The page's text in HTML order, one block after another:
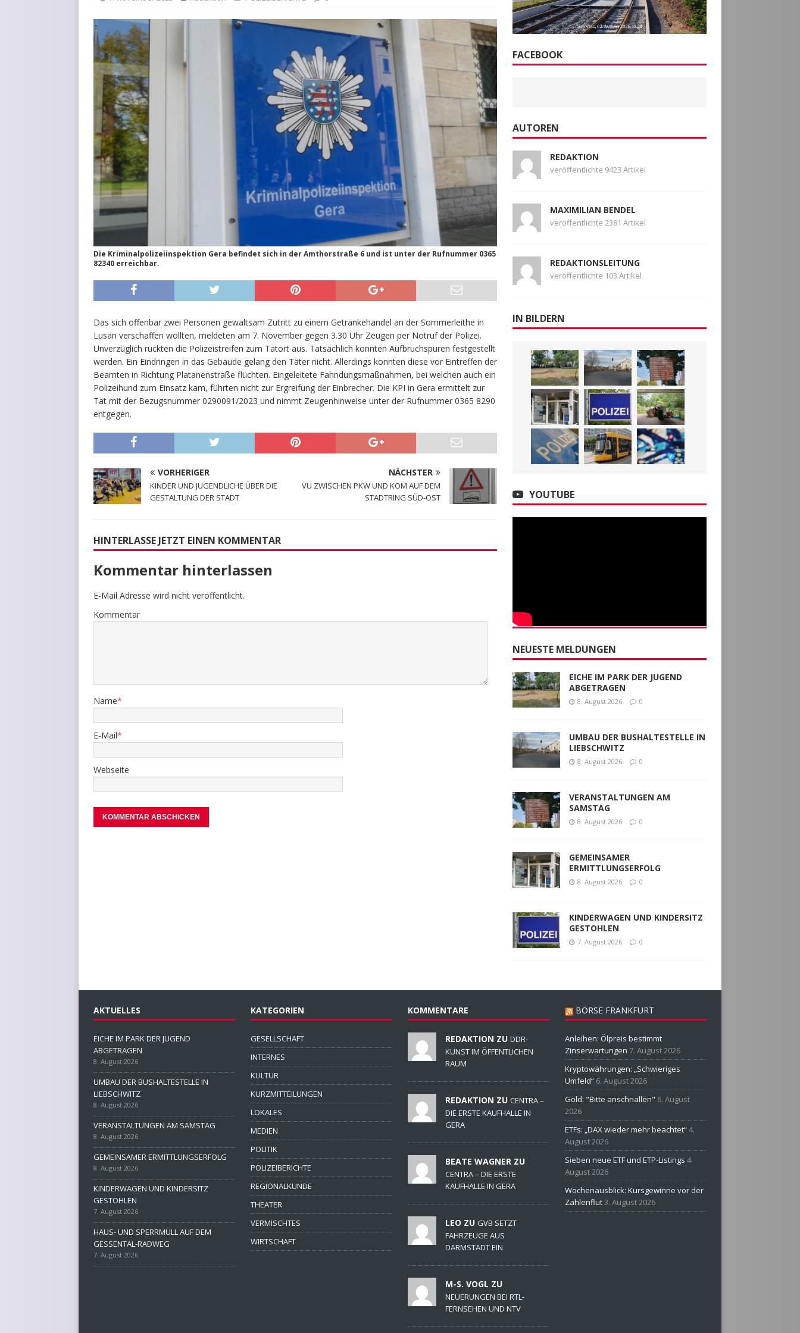
Die Kriminalpolizeiinspektion Gera befindet sich in der Amthorstraße 6 und ist unter der Rufnummer 0365
82340 erreichbar.
Das sich offenbar zwei Personen gewaltsam Zutritt zu einem Getränkehandel an der Sommerleithe in
Lusan verschaffen wollten, meldeten am 7. November gegen 3.30 Uhr Zeugen per Notruf der Polizei.
Unverzüglich rückten die Polizeistreifen zum Tatort aus. Tatsächlich konnten Aufbruchspuren festgestellt
werden. Ein Eindringen in das Gebäude gelang den Täter nicht. Allerdings konnten diese vor Eintreffen der
Beamten in Richtung Platanenstraße flüchten. Eingeleitete Fahndungsmaßnahmen, bei welchen auch ein
Polizeihund zum Einsatz kam, führten nicht zur Ergreifung der Einbrecher. Die KPI in Gera ermittelt zur
Tat mit der Bezugsnummer 0290091/2023 und nimmt Zeugenhinweise unter der Rufnummer 0365 8290
entgegen.
VORHERIGER
KINDER UND JUGENDLICHE ÜBER DIE
GESTALTUNG DER STADT
NÄCHSTER
VU ZWISCHEN PKW UND KOM AUF DEM
STADTRING SÜD-OST
HINTERLASSE JETZT EINEN KOMMENTAR
Kommentar hinterlassen
E-Mail Adresse wird nicht veröffentlicht.
Kommentar
Name*
E-Mail*
Webseite
FACEBOOK
AUTOREN
REDAKTION
veröffentlichte 9423 Artikel
MAXIMILIAN BENDEL
veröffentlichte 2381 Artikel
REDAKTIONSLEITUNG
veröffentlichte 103 Artikel
IN BILDERN
YOUTUBE
NEUESTE MELDUNGEN
EICHE IM PARK DER JUGEND
ABGETRAGEN
8. August 2026 0
UMBAU DER BUSHALTESTELLE IN
LIEBSCHWITZ
8. August 2026 0
VERANSTALTUNGEN AM
SAMSTAG
8. August 2026 0
GEMEINSAMER
ERMITTLUNGSERFOLG
8. August 2026 0
KINDERWAGEN UND KINDERSITZ
GESTOHLEN
7. August 2026 0
AKTUELLES
EICHE IM PARK DER JUGEND
ABGETRAGEN
8. August 2026
UMBAU DER BUSHALTESTELLE IN
LIEBSCHWITZ
8. August 2026
VERANSTALTUNGEN AM SAMSTAG
8. August 2026
GEMEINSAMER ERMITTLUNGSERFOLG
8. August 2026
KINDERWAGEN UND KINDERSITZ
GESTOHLEN
7. August 2026
HAUS- UND SPERRMÜLL AUF DEM
GESSENTAL-RADWEG
7. August 2026
KATEGORIEN
GESELLSCHAFT
INTERNES
KULTUR
KURZMITTEILUNGEN
LOKALES
MEDIEN
POLITIK
POLIZEIBERICHTE
REGIONALKUNDE
THEATER
VERMISCHTES
WIRTSCHAFT
KOMMENTARE
REDAKTION ZU DDR-
KUNST IM ÖFFENTLICHEN
RAUM
REDAKTION ZU CENTRA –
DIE ERSTE KAUFHALLE IN
GERA
BEATE WAGNER ZU
CENTRA – DIE ERSTE
KAUFHALLE IN GERA
LEO ZU GVB SETZT
FAHRZEUGE AUS
DARMSTADT EIN
M-S. VOGL ZU
NEUERUNGEN BEI RTL-
FERNSEHEN UND NTV
BÖRSE FRANKFURT
Anleihen: Ölpreis bestimmt
Zinserwartungen 7. August 2026
Kryptowährungen: „Schwieriges
Umfeld“ 6. August 2026
Gold: "Bitte anschnallen" 6. August
2026
ETFs: „DAX wieder mehr beachtet“4.
August 2026
Sieben neue ETF und ETP-Listings 4.
August 2026
Wochenausblick: Kursgewinne vor der
Zahlenflut3. August 2026